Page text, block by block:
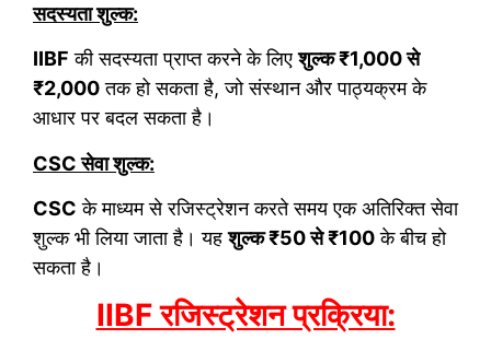
सदस्यता शुल्क:
IIBF की सदस्यता प्राप्त करने के लिएशुल्क ₹1,000 से
₹2,000तक हो सकता है, जो संस्थान और पाठ्यक्रम के
आधार पर बदल सकता है।
CSC सेवा शुल्क:
CSC के माध्यम से रजिस्ट्रेशन करते समय एक अतिरिक्त सेवा
शुल्क भी लिया जाता है। यहशुल्क ₹50 से ₹100के बीच हो
सकता है।
IIBF रजिस्ट्रेशन प्रक्रिया: